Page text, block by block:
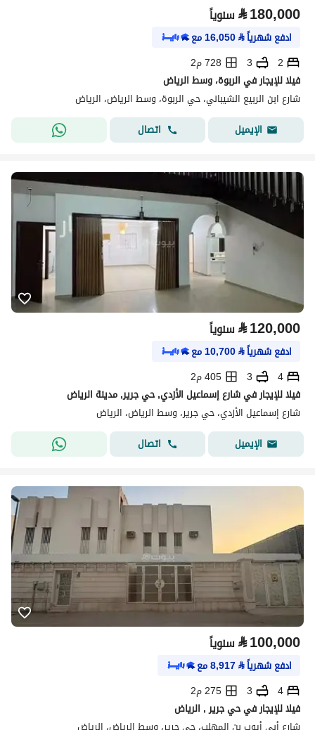
⃁180,000 سنوياً
ادفع شهرياً⃁
16,050مع
2
3
728 م2
فيلا للإيجار في الربوة، وسط الرياض
شارع ابن الربيع الشيباني، حي الربوة، وسط الرياض، الرياض
الإيميل
اتصال
⃁120,000 سنوياً
ادفع شهرياً⃁
10,700مع
4
3
405 م2
فيلا للإيجار في شارع إسماعيل الأزدي, حي جرير, مدينة الرياض
شارع إسماعيل الأزدي، حي جرير، وسط الرياض، الرياض
الإيميل
اتصال
⃁100,000 سنوياً
ادفع شهرياً⃁
8,917مع
4
3
275 م2
فيلا للإيجار في حي جرير , الرياض